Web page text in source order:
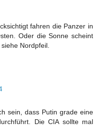
fahren die Panzer in
Oder die Sonne scheint
Nordpfeil.
sein, dass Putin grade eine
Die CIA sollte mal